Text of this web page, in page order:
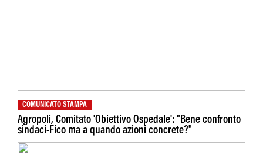
COMUNICATO STAMPA
Agropoli, Comitato 'Obiettivo Ospedale': "Bene confronto
sindaci-Fico ma a quando azioni concrete?"